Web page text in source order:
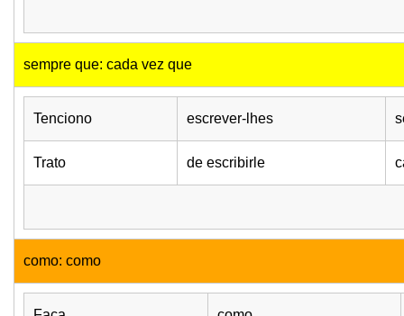
sempre que: cada vez que
Tenciono escrever-lhes
Trato de escribirle
como: como